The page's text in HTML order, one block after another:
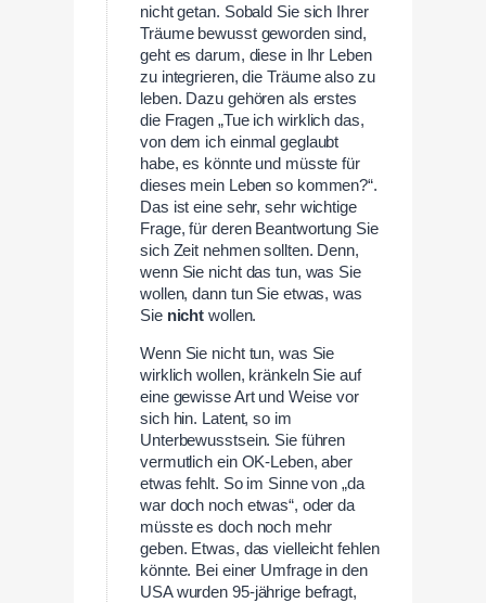
nicht getan. Sobald Sie sich Ihrer
Träume bewusst geworden sind,
geht es darum, diese in Ihr Leben
zu integrieren, die Träume also zu
leben. Dazu gehören als erstes
die Fragen „Tue ich wirklich das,
von dem ich einmal geglaubt
habe, es könnte und müsste für
dieses mein Leben so kommen?“.
Das ist eine sehr, sehr wichtige
Frage, für deren Beantwortung Sie
sich Zeit nehmen sollten. Denn,
wenn Sie nicht das tun, was Sie
wollen, dann tun Sie etwas, was
Sie nicht wollen.
Wenn Sie nicht tun, was Sie
wirklich wollen, kränkeln Sie auf
eine gewisse Art und Weise vor
sich hin. Latent, so im
Unterbewusstsein. Sie führen
vermutlich ein OK-Leben, aber
etwas fehlt. So im Sinne von „da
war doch noch etwas“, oder da
müsste es doch noch mehr
geben. Etwas, das vielleicht fehlen
könnte. Bei einer Umfrage in den
USA wurden 95-jährige befragt,